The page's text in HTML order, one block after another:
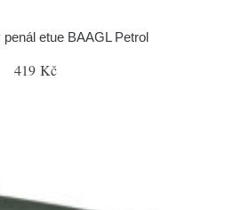
etue BAAGL Petrol
419 Kč